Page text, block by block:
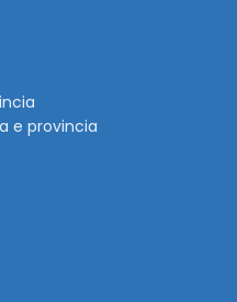
e provincia